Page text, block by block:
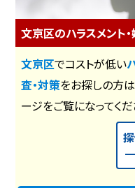
文京区のハラスメント
文京区でコストが低い
査・対策をお探しの方
ージをご覧になってくだ